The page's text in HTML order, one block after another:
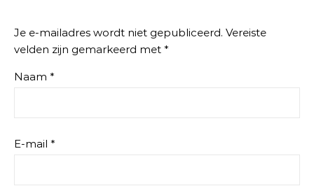
Je e-mailadres wordt niet gepubliceerd. Vereiste
velden zijn gemarkeerd met *
Naam *
E-mail *